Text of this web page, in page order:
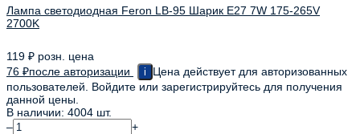
Лампа светодиодная Feron LB-95 Шарик E27 7W 175-265V
2700K
119 ₽ розн. цена
76 ₽после авторизации i
Цена действует для авторизованных
пользователей. Войдите или зарегистрируйтесь для получения
данной цены.
В наличии: 4004 шт.
–
+